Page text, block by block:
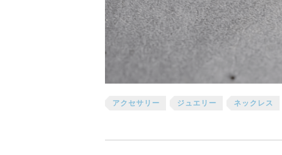
アクセサリー ジュエリー ネックレス